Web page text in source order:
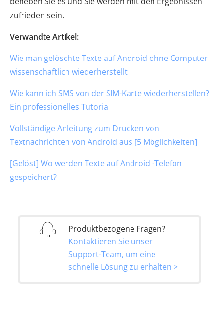
zufrieden sein.
Verwandte Artikel:
Wie man gelöschte Texte auf Android ohne Computer
wissenschaftlich wiederherstellt
Wie kann ich SMS von der SIM-Karte wiederherstellen?
Ein professionelles Tutorial
Vollständige Anleitung zum Drucken von
Textnachrichten von Android aus [5 Möglichkeiten]
[Gelöst] Wo werden Texte auf Android -Telefon
gespeichert?
Produktbezogene Fragen?
Kontaktieren Sie unser
Support-Team, um eine
schnelle Lösung zu erhalten >